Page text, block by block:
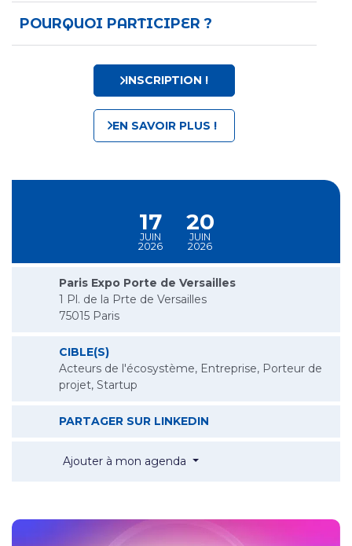
POURQUOI PARTICIPER ?
INSCRIPTION !
EN SAVOIR PLUS !
17
JUIN
2026
20
JUIN
2026
Paris Expo Porte de Versailles
1 Pl. de la Prte de Versailles
75015 Paris
CIBLE(S)
Acteurs de l'écosystème, Entreprise, Porteur de
projet, Startup
PARTAGER SUR LINKEDIN
Ajouter à mon agenda Viva Technology